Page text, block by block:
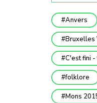
Anvers
Bruxelles
C'est fini -
folklore
Mons